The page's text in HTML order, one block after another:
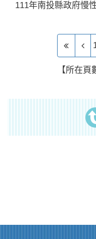
111年南投縣政府慢
【所在頁